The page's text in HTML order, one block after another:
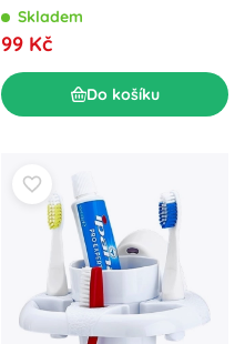
Skladem
99 Kč
Do košíku